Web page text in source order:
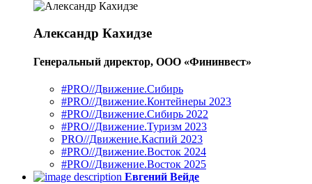
Александр Кахидзе
Генеральный директор, ООО «Фининвест»
#PRO//Движение.Сибирь
#PRO//Движение.Контейнеры 2023
#PRO//Движение.Сибирь 2022
#PRO//Движение.Туризм 2023
PRO//Движение.Каспий 2023
#PRO//Движение.Восток 2024
#PRO//Движение.Восток 2025
Евгений Вейде